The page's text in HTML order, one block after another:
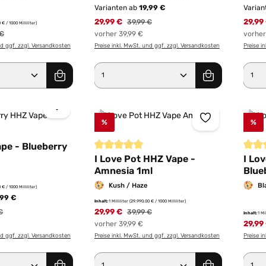
€ / 1000 Milliliter)
Preis:
ggf. zzgl. Versandkosten
Gib den gewünschten Wert ein
Varianten ab19,99 €
29,99 € Regulärer Preis:
39,99 €
vorher 39,99 €
Preise inkl. MwSt. und ggf. zzgl. Versandkosten
Produkt Anzahl: Gib den
29,99
Preise
- Blueberry
€ / 1000 Milliliter)
€
Preis:
ggf. zzgl. Versandkosten
Gib den gewünschten Wert ein
%
Durchschnittliche Bewertung von 5 von 5
I Love Pot HHZ Vape -
Amnesia 1ml
Kush / Haze
Inhalt:1 Milliliter (29.990,00 € / 1000 Milliliter)
29,99 € Regulärer Preis:
39,99 €
vorher 39,99 €
Preise inkl. MwSt. und ggf. zzgl. Versandkosten
Produkt Anzahl: Gib den
%
I
Inhalt:1
29,99
Preise